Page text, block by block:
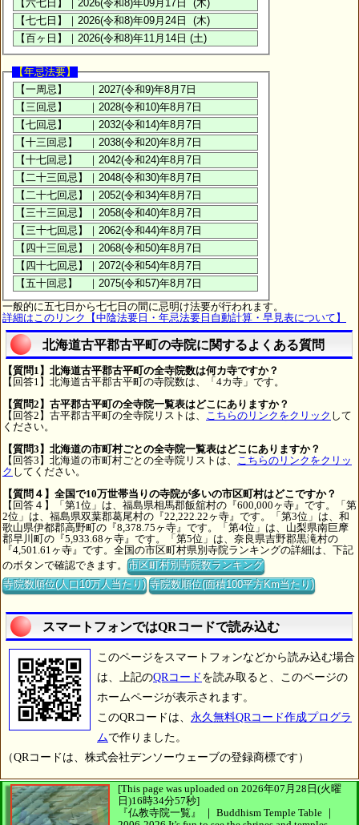
【年忌法要】
一般的に五七日から七七日の間に忌明け法要が行われます。
詳細はこのリンク【中陰法要日・年忌法要日自動計算・早見表について】
北海道古平郡古平町の寺院に関するよくある質問
【質問1】北海道古平郡古平町の全寺院数は何カ寺ですか？
【回答1】北海道古平郡古平町の寺院数は、「4カ寺」です。
【質問2】古平郡古平町の全寺院一覧表はどこにありますか？
【回答2】古平郡古平町の全寺院リストは、
こちらのリンクをクリック して
ください。
【質問3】北海道の市町村ごとの全寺院一覧表はどこにありますか？
【回答3】北海道の市町村ごとの全寺院リストは、
こちらのリンクをクリッ
ク してください。
【質問４】全国で10万世帯当りの寺院が多いの市区町村はどこですか？
【回答４】「第1位」は、福島県相馬郡飯舘村の『600,000ヶ寺』です。「第
2位」は、福島県双葉郡葛尾村の『22,222.22ヶ寺』です。「第3位」は、和
歌山県伊都郡高野町の『8,378.75ヶ寺』です。「第4位」は、山梨県南巨摩
郡早川町の『5,933.68ヶ寺』です。「第5位」は、奈良県吉野郡黒滝村の
『4,501.61ヶ寺』です。全国の市区町村県別寺院ランキングの詳細は、下記
のボタンで確認できます。市区町村別寺院数ランキング
寺院数順位(人口10万人当たり) 寺院数順位(面積100平方Km当たり)
スマートフォンではQRコードで読み込む
このページをスマートフォンなどから読み込む場合
は、上記のQRコード を読み取ると、このページの
ホームページが表示されます。
このQRコードは、 永久無料QRコード作成プログラ
ムで作りました。
（QRコードは、株式会社デンソーウェーブの登録商標です）
[This page was uploaded on 2026年07月28日(火曜
日)16時34分57秒]
『仏教寺院一覧』 ｜ Buddhism Temple Table ｜